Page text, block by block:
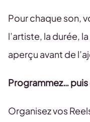
Pour chaque son,
l’artiste, la durée,
aperçu avant de
Programmez…
Organisez vos